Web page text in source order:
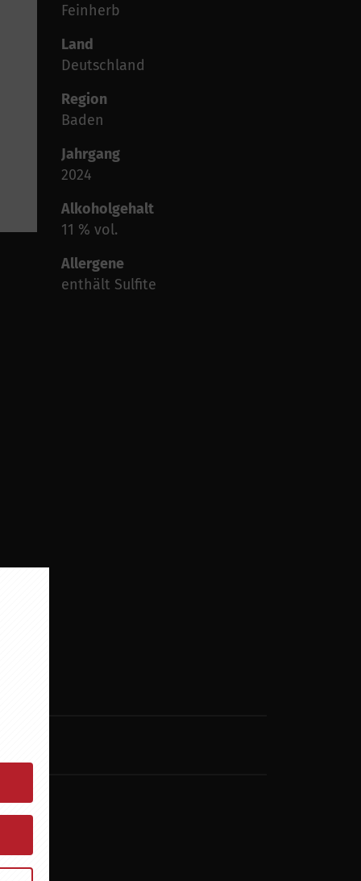
Feinherb
Land
Deutschland
Region
Baden
Jahrgang
2024
Alkoholgehalt
11 % vol.
Allergene
enthält Sulfite